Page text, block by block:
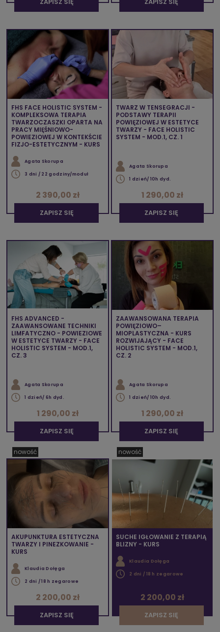
ZAPISZ SIĘ ZAPISZ SIĘ
FHS FACE HOLISTIC SYSTEM -
KOMPLEKSOWA TERAPIA
TWARZOCZASZKI OPARTA NA
PRACY MIĘŚNIOWO-
POWIEZIOWEJ W KONTEKŚCIE
FIZJO-ESTETYCZNYM - KURS
Agata Skorupa
3 dni / 22 godziny/moduł
2 390,00 zł
ZAPISZ SIĘ
TWARZ W TENSEGRACJI -
PODSTAWY TERAPII
POWIĘZIOWEJ W ESTETYCE
TWARZY - FACE HOLISTIC
SYSTEM - MOD.1, CZ. 1
Agata Skorupa
1 dzień/ 10h dyd.
1 290,00 zł
ZAPISZ SIĘ
FHS ADVANCED -
ZAAWANSOWANE TECHNIKI
LIMFATYCZNO - POWIEZIOWE
W ESTETYCE TWARZY - FACE
HOLISTIC SYSTEM - MOD.1,
CZ. 3
Agata Skorupa
1 dzień/ 6h dyd.
1 290,00 zł
ZAPISZ SIĘ
ZAAWANSOWANA TERAPIA
POWIĘZIOWO–
MIOPLASTYCZNA - KURS
ROZWIJAJĄCY - FACE
HOLISTIC SYSTEM - MOD.1,
CZ. 2
Agata Skorupa
1 dzień/ 10h dyd.
1 290,00 zł
ZAPISZ SIĘ
AKUPUNKTURA ESTETYCZNA
TWARZY I PINEZKOWANIE -
KURS
Klaudia Dołęga
2 dni / 18 h zegarowe
2 200,00 zł
ZAPISZ SIĘ
nowość
SUCHE IGŁOWANIE Z TERAPIĄ
BLIZNY - KURS
Klaudia Dołęga
2 dni / 18 h zegarowe
2 200,00 zł
ZAPISZ SIĘ
nowość